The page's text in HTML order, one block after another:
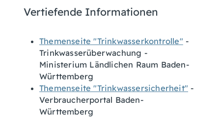
Vertiefende Informationen
Themenseite "Trinkwasserkontrolle"-
Trinkwasserüberwachung -
Ministerium Ländlichen Raum Baden-
Württemberg
Themenseite "Trinkwassersicherheit" -
Verbraucherportal Baden-
Württemberg